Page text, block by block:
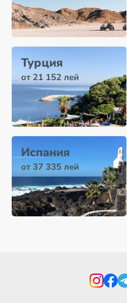
Турция
от 21 152 лей
Испания
от 37 335 лей